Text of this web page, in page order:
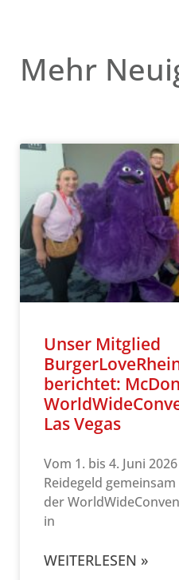
Mehr
Unser Mitglied
berichtet:
Las Vegas
Vom 1. bis 4. Juni
Reidegeld
der
in
WEITERLESEN »